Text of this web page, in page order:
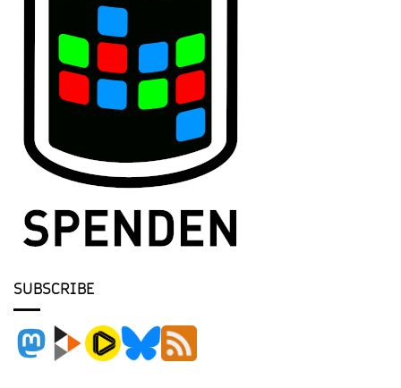
SUBSCRIBE